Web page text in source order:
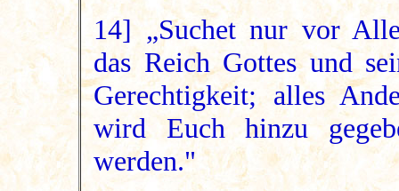
14] „Suchet nur vor
das Reich Gottes und
Gerechtigkeit; alles
wird Euch hinzu
werden."